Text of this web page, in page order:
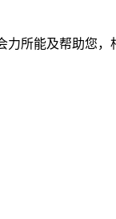
所能及帮助您